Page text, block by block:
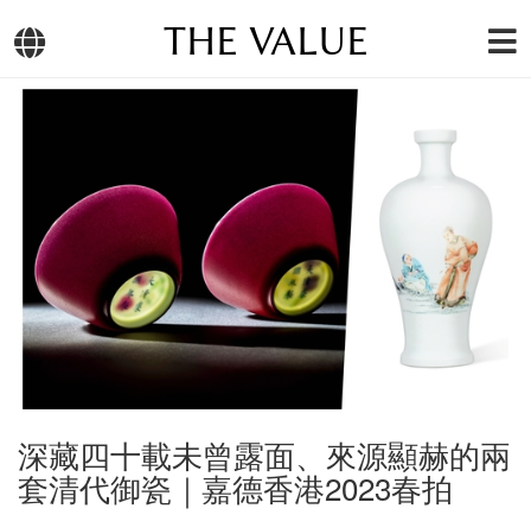
THE VALUE
深藏四十載未曾露面、來源顯赫的兩
套清代御瓷｜嘉德香港2023春拍